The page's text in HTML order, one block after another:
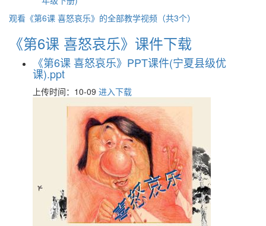
观看《第6课 喜怒哀乐》的全部教学视频（共3个）
《第6课 喜怒哀乐》课件下载
《第6课 喜怒哀乐》PPT课件(宁夏县级优
课).ppt
上传时间：10-09 进入下载